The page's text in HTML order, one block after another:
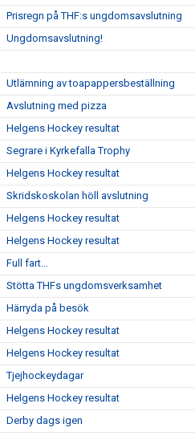
Prisregn på THF:s ungdomsavslutning
Ungdomsavslutning!
Utlämning av toapappersbeställning
Avslutning med pizza
Helgens Hockey resultat
Segrare i Kyrkefalla Trophy
Helgens Hockey resultat
Skridskoskolan höll avslutning
Helgens Hockey resultat
Helgens Hockey resultat
Full fart...
Stötta THFs ungdomsverksamhet
Härryda på besök
Helgens Hockey resultat
Helgens Hockey resultat
Tjejhockeydagar
Helgens Hockey resultat
Derby dags igen